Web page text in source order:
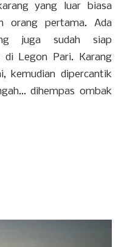
yang luar biasa
orang pertama. Ada
juga sudah siap
Legon Pari. Karang
kemudian dipercantik
dihempas ombak